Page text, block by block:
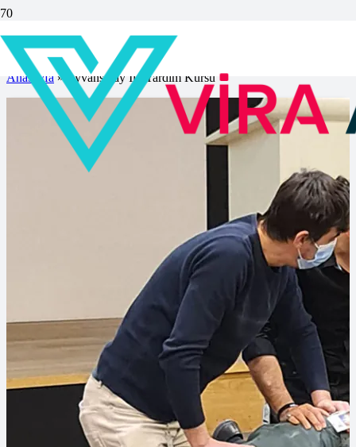
Ayvansaray İlk Yardım Kursu
Anasayfa » Ayvansaray İlk Yardım Kursu